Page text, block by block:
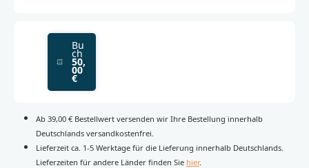
Bu
ch
50,
00
€
Ab 39,00 € Bestellwert versenden wir Ihre Bestellung innerhalb
Deutschlands versandkostenfrei.
Lieferzeit ca. 1-5 Werktage für die Lieferung innerhalb Deutschlands.
Lieferzeiten für andere Länder finden Sie hier.